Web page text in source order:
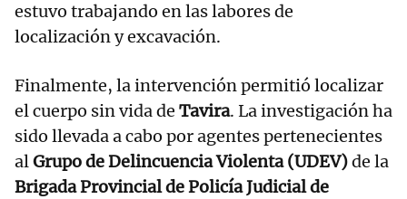
estuvo trabajando en las labores de
localización y excavación.
Finalmente, la intervención permitió localizar
el cuerpo sin vida de Tavira. La investigación ha
sido llevada a cabo por agentes pertenecientes
alGrupo de Delincuencia Violenta (UDEV)de la
Brigada Provincial de Policía Judicial de